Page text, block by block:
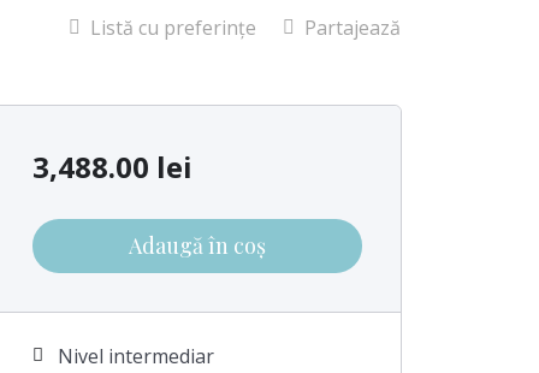
Listă cu preferințe Partajează
3,488.00 lei
Adaugă în coș
Nivel intermediar